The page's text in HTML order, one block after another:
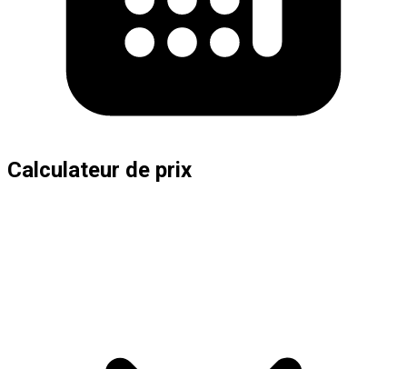
Calculateur de prix